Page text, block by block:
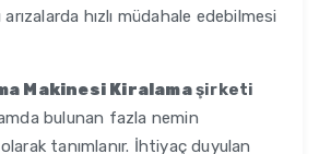
hızlı müdahale edebilmesi
Makinesi Kiralamaşirketi
bulunan fazla nemin
tanımlanır. İhtiyaç duyulan